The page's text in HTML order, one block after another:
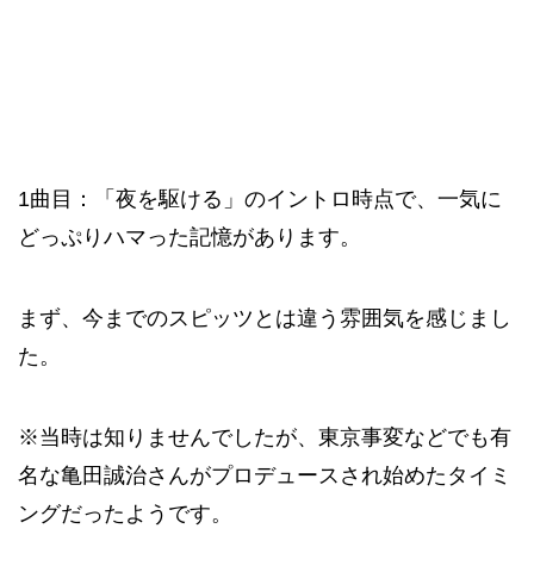
1曲目：「夜を駆ける」のイントロ時点で、一気に
どっぷりハマった記憶があります。
まず、今までのスピッツとは違う雰囲気を感じまし
た。
※当時は知りませんでしたが、東京事変などでも有
名な亀田誠治さんがプロデュースされ始めたタイミ
ングだったようです。